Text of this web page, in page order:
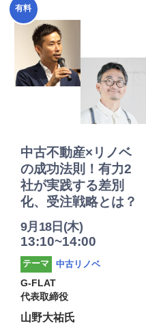
2025年
度
有料
中古不動産×リノベ
の成功法則！有力2
社が実践する差別
化、受注戦略とは？
9月18日(木)
13:10~14:00
テーマ
中古リノベ
G-FLAT
代表取締役
山野大祐氏